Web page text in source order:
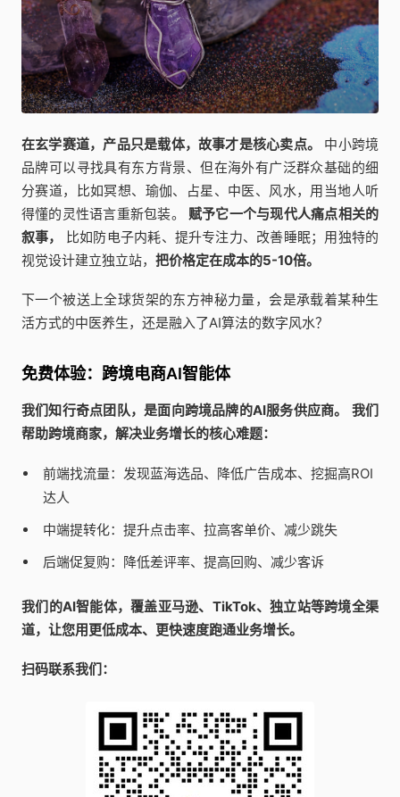
在玄学赛道，产品只是载体，故事才是核心卖点。
中小跨境
品牌可以寻找具有东方背景、但在海外有广泛群众基础的细
分赛道，比如冥想、瑜伽、占星、中医、风水，用当地人听
得懂的灵性语言重新包装。 赋予它一个与现代人痛点相关的
叙事，
比如防电子内耗、提升专注力、改善睡眠；用独特的
视觉设计建立独立站， 把价格定在成本的5-10倍。
下一个被送上全球货架的东方神秘力量，会是承载着某种生
活方式的中医养生，还是融入了AI算法的数字风水？
免费体验：跨境电商AI智能体
我们知行奇点团队，是面向跨境品牌的AI服务供应商。
我们
帮助跨境商家，解决业务增长的核心难题：
前端找流量：发现蓝海选品、降低广告成本、挖掘高ROI
达人
中端提转化：提升点击率、拉高客单价、减少跳失
后端促复购：降低差评率、提高回购、减少客诉
我们的AI智能体，覆盖亚马逊、TikTok、独立站等跨境全渠
道，让您用更低成本、更快速度跑通业务增长。
扫码联系我们：